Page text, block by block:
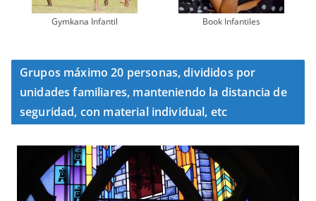
Gymkana Infantil Book Infantiles
Grupos máximo 20 personas, divididos por
unidades familiares, manteniendo la distancia de
seguridad, con material individual, etc